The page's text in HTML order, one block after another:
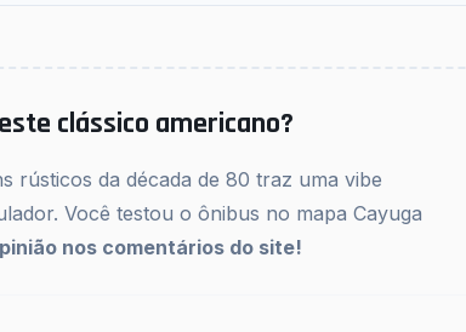
clássico americano?
rústicos da década de 80 traz uma vibe
Você testou o ônibus no mapa Cayuga
nos comentários do site!